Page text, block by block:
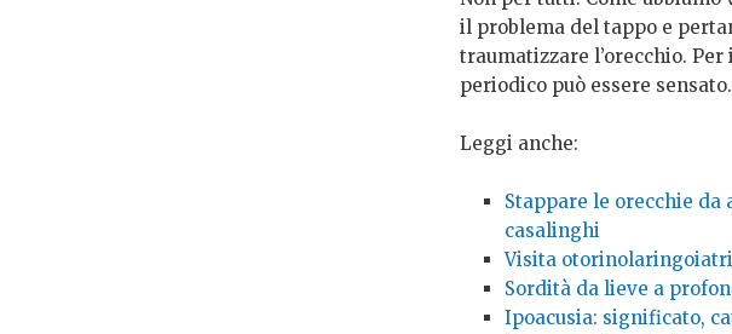
il problema del tappo e
traumatizzare l’orecchio.
periodico può essere sensato.
Leggi anche:
Stappare le orecchie da
casalinghi
Visita
Sordità da lieve a
Ipoacusia: significato,